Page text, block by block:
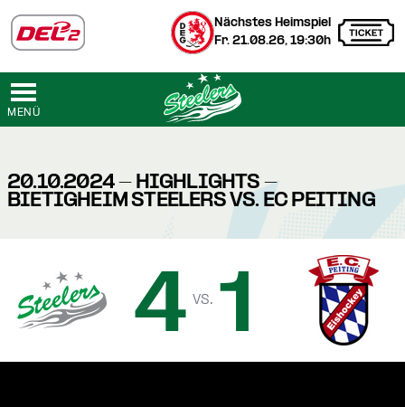
Nächstes Heimspiel
Fr. 21.08.26, 19:30h
MENÜ
20.10.2024 - HIGHLIGHTS -
BIETIGHEIM STEELERS VS. EC PEITING
4 vs. 1